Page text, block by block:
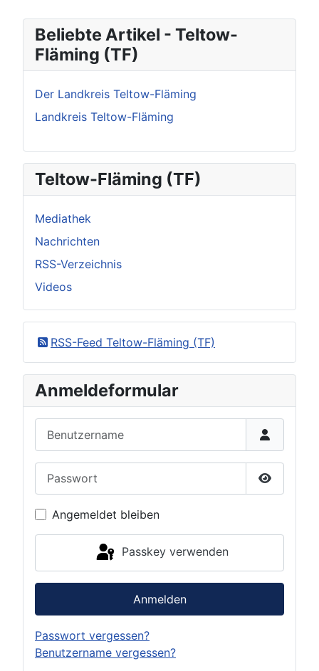
Beliebte Artikel - Teltow-
Fläming (TF)
Der Landkreis Teltow-Fläming
Landkreis Teltow-Fläming
Teltow-Fläming (TF)
Mediathek
Nachrichten
RSS-Verzeichnis
Videos
RSS-Feed Teltow-Fläming (TF)
Anmeldeformular
Passwort
Angemeldet bleiben
Passkey verwenden
Anmelden
Passwort vergessen?
Benutzername vergessen?